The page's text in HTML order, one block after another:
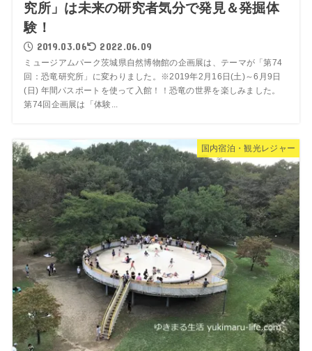
究所」は未来の研究者気分で発見＆発掘体
験！
2019.03.06 2022.06.09
ミュージアムパーク茨城県自然博物館の企画展は、テーマが「第74
回：恐竜研究所」に変わりました。※2019年2月16日(土)～6月9日
(日) 年間パスポートを使って入館！！恐竜の世界を楽しみました。
第74回企画展は「体験...
国内宿泊・観光レジャー